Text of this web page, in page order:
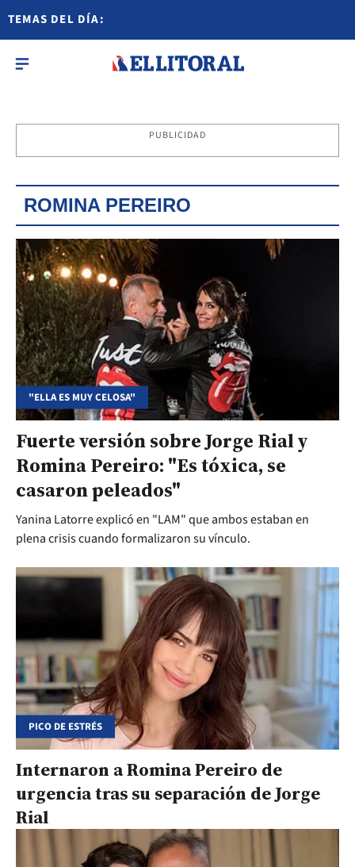
TEMAS DEL DÍA:
PUBLICIDAD
ROMINA PEREIRO
"ELLA ES MUY CELOSA"
Fuerte versión sobre Jorge Rial y
Romina Pereiro: "Es tóxica, se
casaron peleados"
Yanina Latorre explicó en "LAM" que ambos estaban en
plena crisis cuando formalizaron su vínculo.
PICO DE ESTRÉS
Internaron a Romina Pereiro de
urgencia tras su separación de Jorge
Rial